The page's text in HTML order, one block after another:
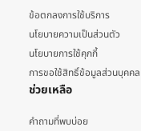
ข้อตกลงการใช้บริการ
นโยบายความเป็นส่วนตัว
นโยบายการใช้คุกกี้
การขอใช้สิทธิ์ข้อมูลส่วนบุคคล
ช่วยเหลือ
คำถามที่พบบ่อย